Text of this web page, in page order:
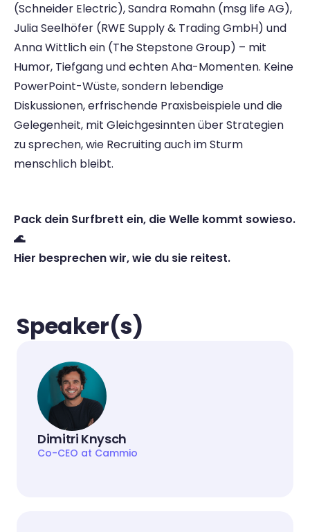
(Schneider Electric), Sandra Romahn (msg life AG),
Julia Seelhöfer (RWE Supply & Trading GmbH) und
Anna Wittlich ein (The Stepstone Group) – mit
Humor, Tiefgang und echten Aha-Momenten. Keine
PowerPoint-Wüste, sondern lebendige
Diskussionen, erfrischende Praxisbeispiele und die
Gelegenheit, mit Gleichgesinnten über Strategien
zu sprechen, wie Recruiting auch im Sturm
menschlich bleibt.
Pack dein Surfbrett ein, die Welle kommt sowieso.
🌊
Hier besprechen wir, wie du sie reitest.
Speaker(s)
Dimitri Knysch
Co-CEO at Cammio